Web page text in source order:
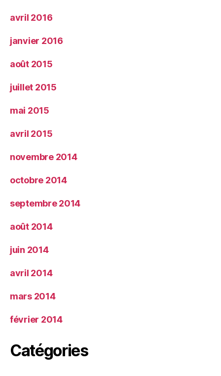
avril 2016
janvier 2016
août 2015
juillet 2015
mai 2015
avril 2015
novembre 2014
octobre 2014
septembre 2014
août 2014
juin 2014
avril 2014
mars 2014
février 2014
Catégories